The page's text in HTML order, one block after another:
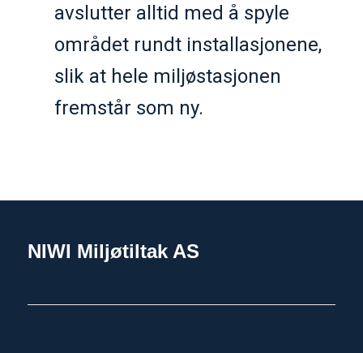
avslutter alltid med å spyle
området rundt installasjonene,
slik at hele miljøstasjonen
fremstår som ny.
NIWI Miljøtiltak AS